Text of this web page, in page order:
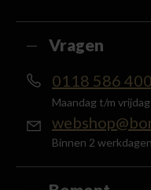
Vragen
0118 586 400
Maandag t/m
Binnen 2